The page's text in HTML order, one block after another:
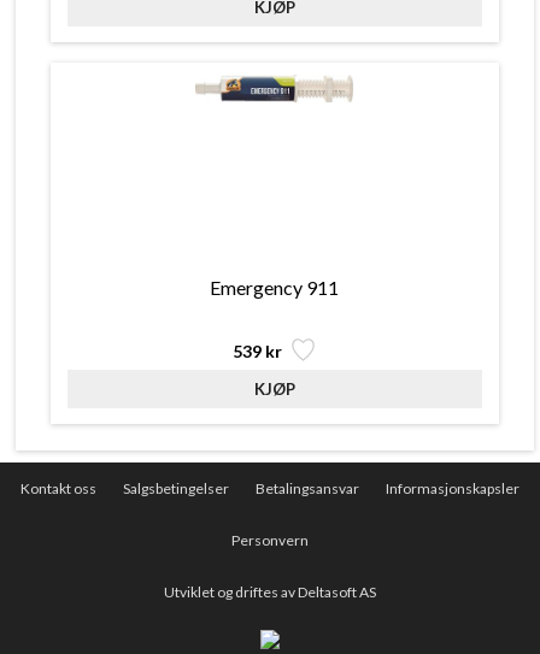
Emergency 911
539 kr
Kontakt oss Salgsbetingelser Betalingsansvar Informasjonskapsler
Personvern
Utviklet og driftes av Deltasoft AS